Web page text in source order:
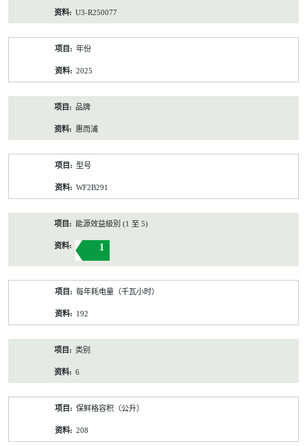
U3-R250077
年份
2025
品牌
惠而浦
型号
WF2B291
能源效益級別 (1 至 5)
1
每年耗电量（千瓦小时）
192
类别
6
保鲜格容积（公升）
208